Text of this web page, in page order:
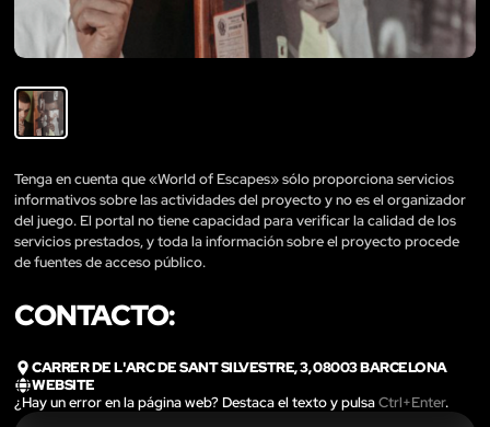
Tenga en cuenta que «World of Escapes» sólo proporciona servicios
informativos sobre las actividades del proyecto y no es el organizador
del juego. El portal no tiene capacidad para verificar la calidad de los
servicios prestados, y toda la información sobre el proyecto procede
de fuentes de acceso público.
CONTACTO:
CARRER DE L'ARC DE SANT SILVESTRE, 3, 08003 BARCELONA
WEBSITE
¿Hay un error en la página web? Destaca el texto y pulsaCtrl+Enter.